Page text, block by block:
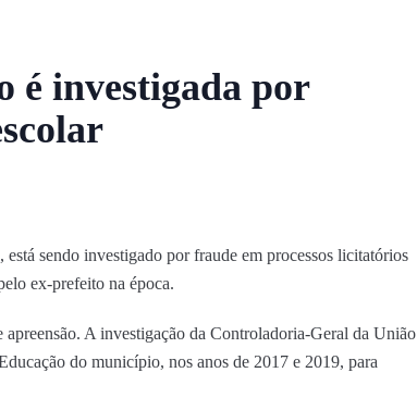
é investigada por
sendo investigado por fraude em processos licitatórios
ex-prefeito na época.
A investigação da Controladoria-Geral da União
do município, nos anos de 2017 e 2019, para